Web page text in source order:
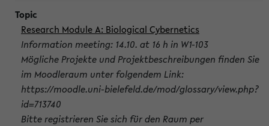
Research Module A: Biological Cybernetics
Information meeting: 14.10. at 16 h in W1-103
Mögliche Projekte und Projektbeschreibungen finden Sie
im Moodleraum unter folgendem Link:
https://moodle.uni-bielefeld.de/mod/glossary/view.php?
id=713740
Bitte registrieren Sie sich für den Raum per